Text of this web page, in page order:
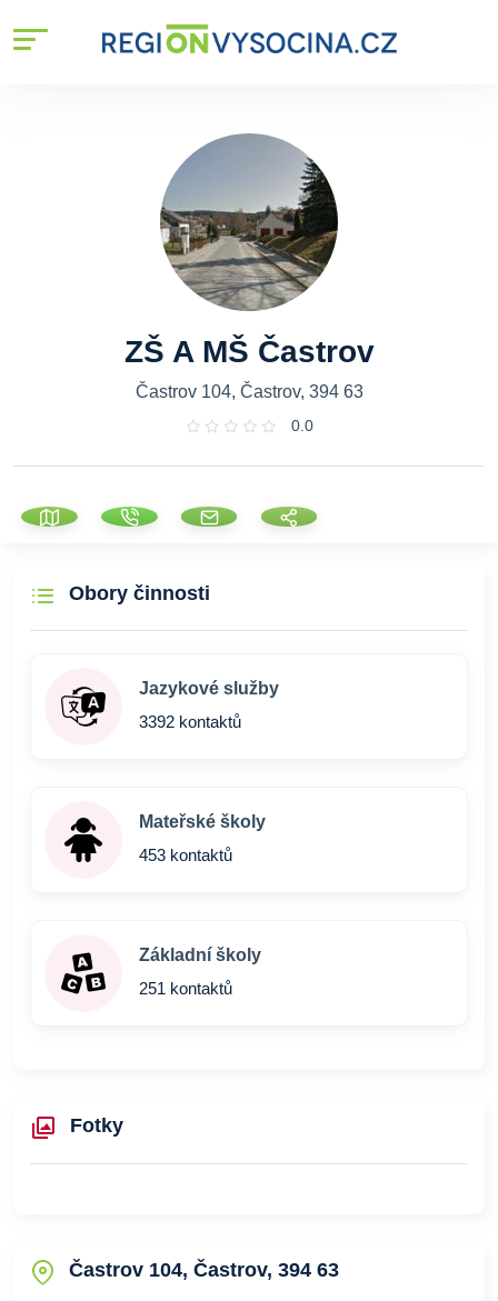
ZŠ A MŠ Častrov
Častrov 104, Častrov, 394 63
0.0
Obory činnosti
Jazykové služby
3392 kontaktů
Mateřské školy
453 kontaktů
Základní školy
251 kontaktů
Fotky
Častrov 104, Častrov, 394 63